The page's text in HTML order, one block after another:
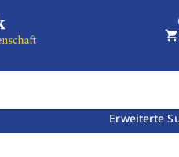
Erweiterte
shopping_cart